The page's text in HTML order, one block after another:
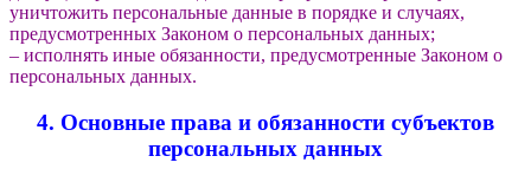
уничтожить персональные данные в порядке и случаях,
предусмотренных Законом о персональных данных;
– исполнять иные обязанности, предусмотренные Законом о
персональных данных.
4. Основные права и обязанности субъектов
персональных данных